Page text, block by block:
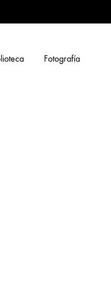
Fotografía